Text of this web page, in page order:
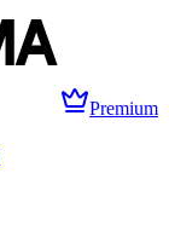
Premium